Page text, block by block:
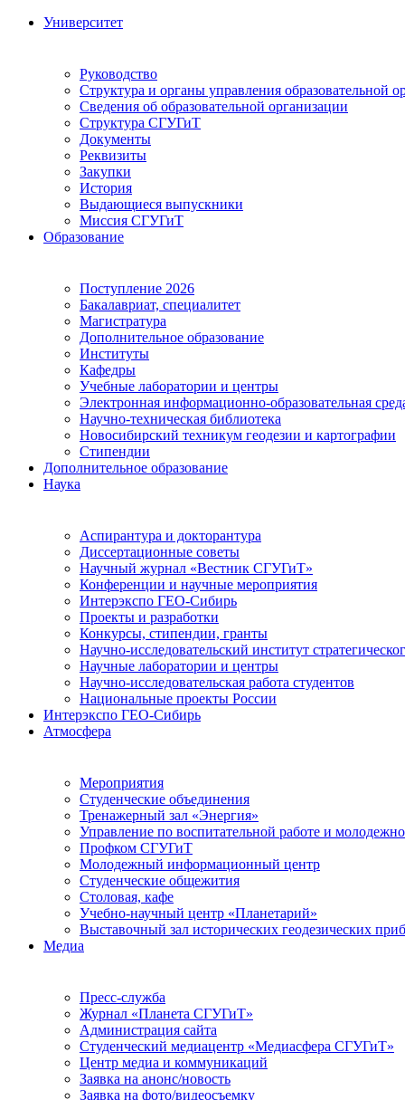
Университет
Руководство
Структура и органы управления образовательной
Сведения об образовательной организации
Структура СГУГиТ
Документы
Реквизиты
Закупки
История
Выдающиеся выпускники
Миссия СГУГиТ
Образование
Поступление 2026
Бакалавриат, специалитет
Магистратура
Дополнительное образование
Институты
Кафедры
Учебные лаборатории и центры
Электронная информационно-образовательная
Научно-техническая библиотека
Новосибирский техникум геодезии и картографии
Стипендии
Дополнительное образование
Наука
Аспирантура и докторантура
Диссертационные советы
Научный журнал «Вестник СГУГиТ»
Конференции и научные мероприятия
Интерэкспо ГЕО-Сибирь
Проекты и разработки
Конкурсы, стипендии, гранты
Научно-исследовательский институт
Научные лаборатории и центры
Научно-исследовательская работа студентов
Национальные проекты России
Интерэкспо ГЕО-Сибирь
Атмосфера
Мероприятия
Студенческие объединения
Тренажерный зал «Энергия»
Управление по воспитательной работе и
Профком СГУГиТ
Молодежный информационный центр
Студенческие общежития
Столовая, кафе
Учебно-научный центр «Планетарий»
Выставочный зал исторических геодезических
Медиа
Пресс-служба
Журнал «Планета СГУГиТ»
Администрация сайта
Студенческий медиацентр «Медиасфера СГУГиТ»
Центр медиа и коммуникаций
Заявка на анонс/новость
Заявка на фото/видеосъемку